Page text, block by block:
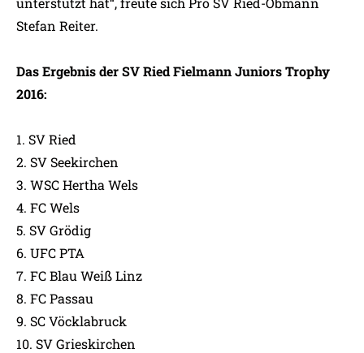
Stefan Reiter.
Das Ergebnis der SV Ried Fielmann Juniors Trophy
2016:
1. SV Ried
2. SV Seekirchen
3. WSC Hertha Wels
4. FC Wels
5. SV Grödig
6. UFC PTA
7. FC Blau Weiß Linz
8. FC Passau
9. SC Vöcklabruck
10. SV Grieskirchen